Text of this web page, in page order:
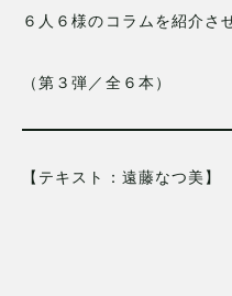
６人６様のコラムを紹介さ
（第３弾／全６本）
【テキスト：遠藤なつ美】